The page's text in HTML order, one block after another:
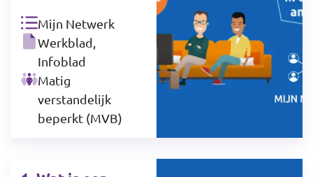
Mijn Netwerk
Werkblad,
Infoblad
Matig
verstandelijk
beperkt (MVB)